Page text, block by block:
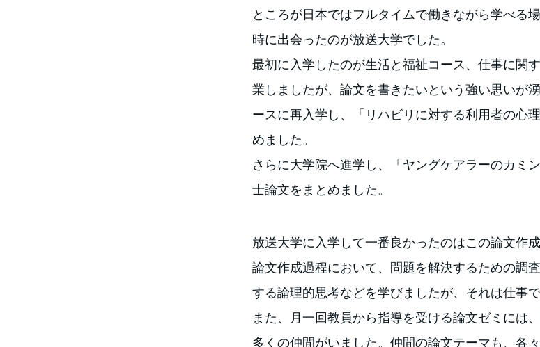
ところが日本ではフルタイムで働きながら学べる
時に出会ったのが放送大学でした。
最初に入学したのが生活と福祉コース、仕事に関
業しましたが、論文を書きたいという強い思いが
ースに再入学し、「リハビリに対する利用者の心
めました。
さらに大学院へ進学し、「ヤングケアラーのカミ
士論文をまとめました。
放送大学に入学して一番良かったのはこの論文作成
論文作成過程において、問題を解決するための調
する論理的思考などを学びましたが、それは仕事
また、月一回教員から指導を受ける論文ゼミには
多くの仲間がいました。仲間の論文テーマも、各